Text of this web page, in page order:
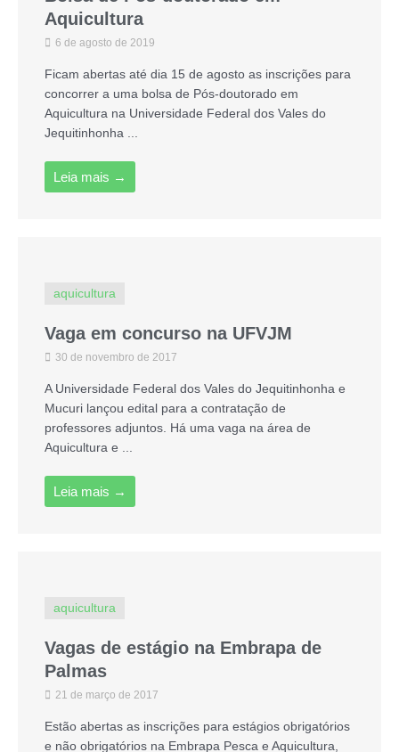
Aquicultura
6 de agosto de 2019
Ficam abertas até dia 15 de agosto as inscrições para
concorrer a uma bolsa de Pós-doutorado em
Aquicultura na Universidade Federal dos Vales do
Jequitinhonha ...
Leia mais →
aquicultura
Vaga em concurso na UFVJM
30 de novembro de 2017
A Universidade Federal dos Vales do Jequitinhonha e
Mucuri lançou edital para a contratação de
professores adjuntos. Há uma vaga na área de
Aquicultura e ...
Leia mais →
aquicultura
Vagas de estágio na Embrapa de
Palmas
21 de março de 2017
Estão abertas as inscrições para estágios obrigatórios
e não obrigatórios na Embrapa Pesca e Aquicultura,